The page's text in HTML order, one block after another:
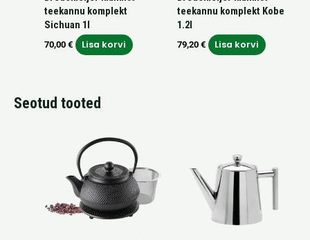
teekannu komplekt
Sichuan 1l
70,00 € Lisa korvi
teekannu komplekt Kobe
1.2l
79,20 € Lisa korvi
Seotud tooted